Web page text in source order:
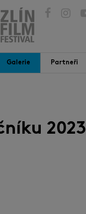
Galerie Partneři
2023